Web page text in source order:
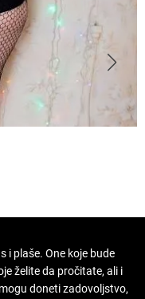
i plaše. One koje bude
želite da pročitate, ali i
doneti zadovoljstvo,